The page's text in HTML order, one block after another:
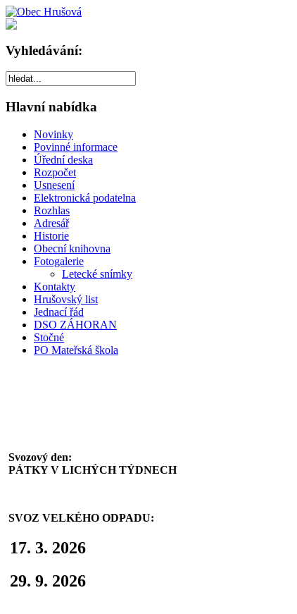
Vyhledávání:
Hlavní nabídka
Novinky
Povinné informace
Úřední deska
Rozpočet
Usnesení
Elektronická podatelna
Rozhlas
Adresář
Historie
Obecní knihovna
Fotogalerie
Letecké snímky
Kontakty
Hrušovský list
Jednací řád
DSO ZÁHORAN
Stočné
PO Mateřská škola
Svozový den:
PÁTKY V LICHÝCH TÝDNECH
SVOZ VELKÉHO ODPADU:
17. 3. 2026
29. 9. 2026